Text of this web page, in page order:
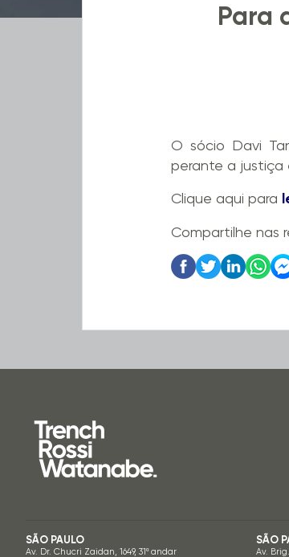
Para
O sócio Davi
perante a justiça
Clique aqui para
Compartilhe nas
SÃO PAULO
Av. Dr. Chucri Zaidan, 1649, 31º andar
SÃO
Av.